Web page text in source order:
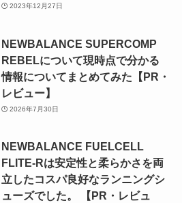
2023年12月27日
NEWBALANCE SUPERCOMP
REBELについて現時点で分かる
情報についてまとめてみた【PR・
レビュー】
2026年7月30日
NEWBALANCE FUELCELL
FLITE-Rは安定性と柔らかさを両
立したコスパ良好なランニングシ
ューズでした。 【PR・レビュ